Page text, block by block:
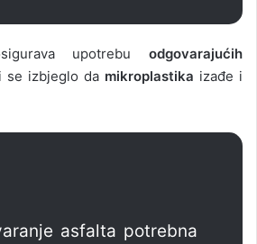
upotrebu odgovarajućih
se izbjeglo da mikroplastika izađe i
asfalta potrebna